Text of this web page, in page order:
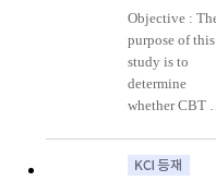
Objective :
purpose of this
study is to
determine
whether CBT
discontinuing